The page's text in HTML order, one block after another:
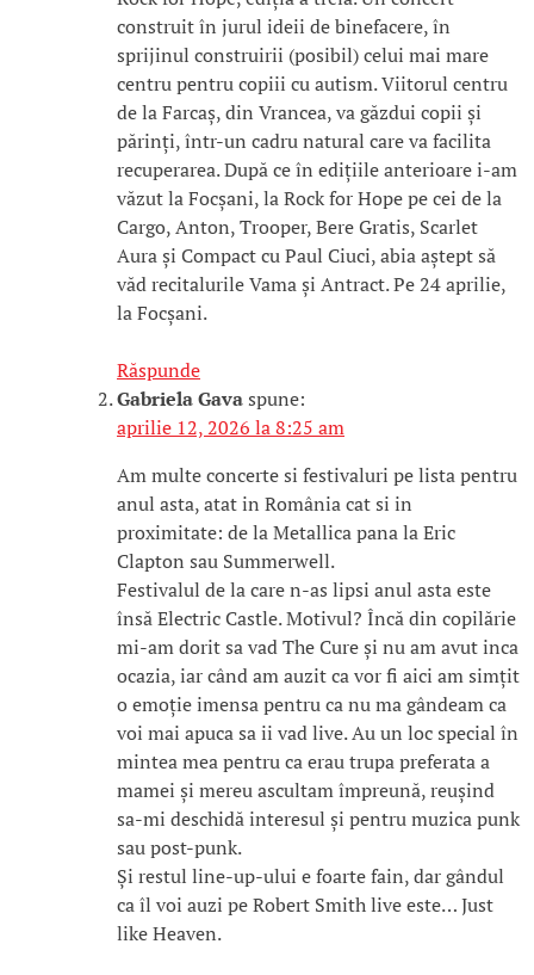
construit în jurul ideii de binefacere, în
sprijinul construirii (posibil) celui mai mare
centru pentru copiii cu autism. Viitorul centru
de la Farcaș, din Vrancea, va găzdui copii și
părinți, într-un cadru natural care va facilita
recuperarea. După ce în edițiile anterioare i-am
văzut la Focșani, la Rock for Hope pe cei de la
Cargo, Anton, Trooper, Bere Gratis, Scarlet
Aura și Compact cu Paul Ciuci, abia aștept să
văd recitalurile Vama și Antract. Pe 24 aprilie,
la Focșani.
Răspunde
Gabriela Gavaspune:
aprilie 12, 2026 la 8:25 am
Am multe concerte si festivaluri pe lista pentru
anul asta, atat in România cat si in
proximitate: de la Metallica pana la Eric
Clapton sau Summerwell.
Festivalul de la care n-as lipsi anul asta este
însă Electric Castle. Motivul? Încă din copilărie
mi-am dorit sa vad The Cure și nu am avut inca
ocazia, iar când am auzit ca vor fi aici am simțit
o emoție imensa pentru ca nu ma gândeam ca
voi mai apuca sa ii vad live. Au un loc special în
mintea mea pentru ca erau trupa preferata a
mamei și mereu ascultam împreună, reușind
sa-mi deschidă interesul și pentru muzica punk
sau post-punk.
Și restul line-up-ului e foarte fain, dar gândul
ca îl voi auzi pe Robert Smith live este… Just
like Heaven.